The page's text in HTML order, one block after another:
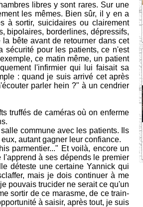
libres y sont rares. Sur une
les mêmes. Bien sûr, il y en a
à sortir, suicidaires ou clairement
bipolaires, borderlines, dépressifs,
bête avant de retourner dans cet
sécurité pour les patients, ce n'est
ce matin même, un patient
l'infirmier qui lui faisait sa
: quand je suis arrivé cet après
parler hein ?" à un cendrier
truffés de caméras où on enferme
commune avec les patients. Ils
autant gagner leur confiance.
parmentier..." Et voilà, encore un
à ses dépends le premier
déteste une certaine Yannick qui
mais je dois continuer à me
pouvais trucider ne serait ce qu'un
sortir de ce marasme, de ce train-
à saisir, après tout, je suis